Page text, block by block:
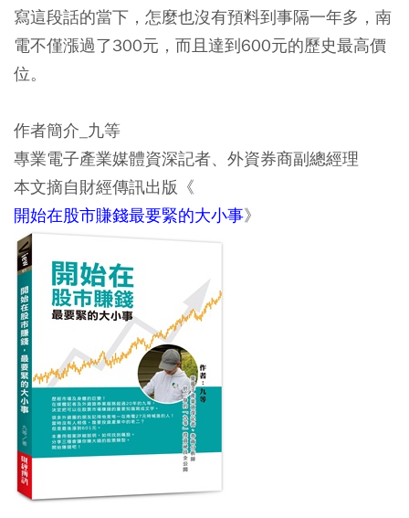
寫這段話的當下，怎麼也沒有預料到事隔一年多，南
電不僅漲過了300元，而且達到600元的歷史最高價
位。
作者簡介_九等
專業電子產業媒體資深記者、外資券商副總經理
本文摘自財經傳訊出版《
開始在股市賺錢最要緊的大小事》